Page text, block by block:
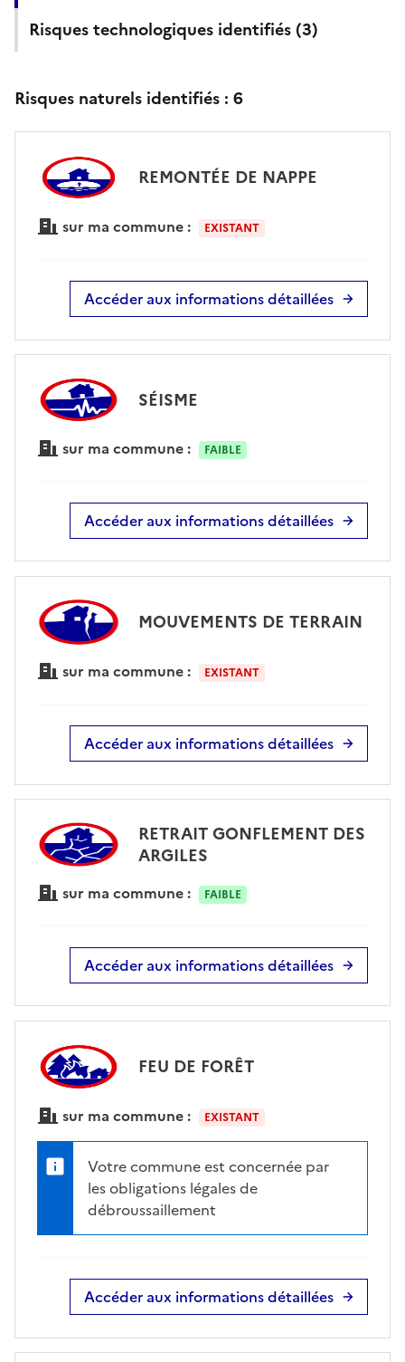
Risques technologiques identifiés (3)
Risques naturels identifiés : 6
REMONTÉE DE NAPPE
sur ma commune : EXISTANT
Accéder aux informations détaillées
SÉISME
sur ma commune : FAIBLE
Accéder aux informations détaillées
MOUVEMENTS DE TERRAIN
sur ma commune : EXISTANT
Accéder aux informations détaillées
RETRAIT GONFLEMENT DES
ARGILES
sur ma commune : FAIBLE
Accéder aux informations détaillées
FEU DE FORÊT
sur ma commune : EXISTANT
Votre commune est concernée par
les obligations légales de
débroussaillement
Accéder aux informations détaillées